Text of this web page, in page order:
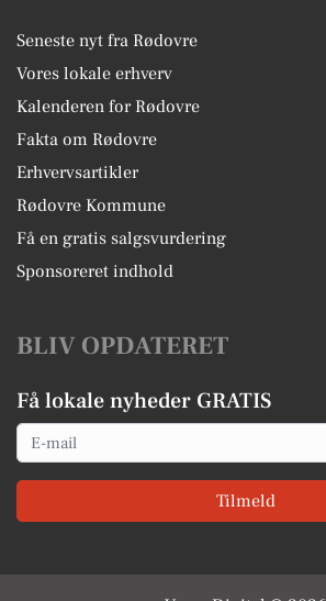
Seneste nyt fra Rødovre
Vores lokale erhverv
Kalenderen for Rødovre
Fakta om Rødovre
Erhvervsartikler
Rødovre Kommune
Få en gratis salgsvurdering
Sponsoreret indhold
BLIV OPDATERET
Få lokale nyheder GRATIS
Email
Tilmeld